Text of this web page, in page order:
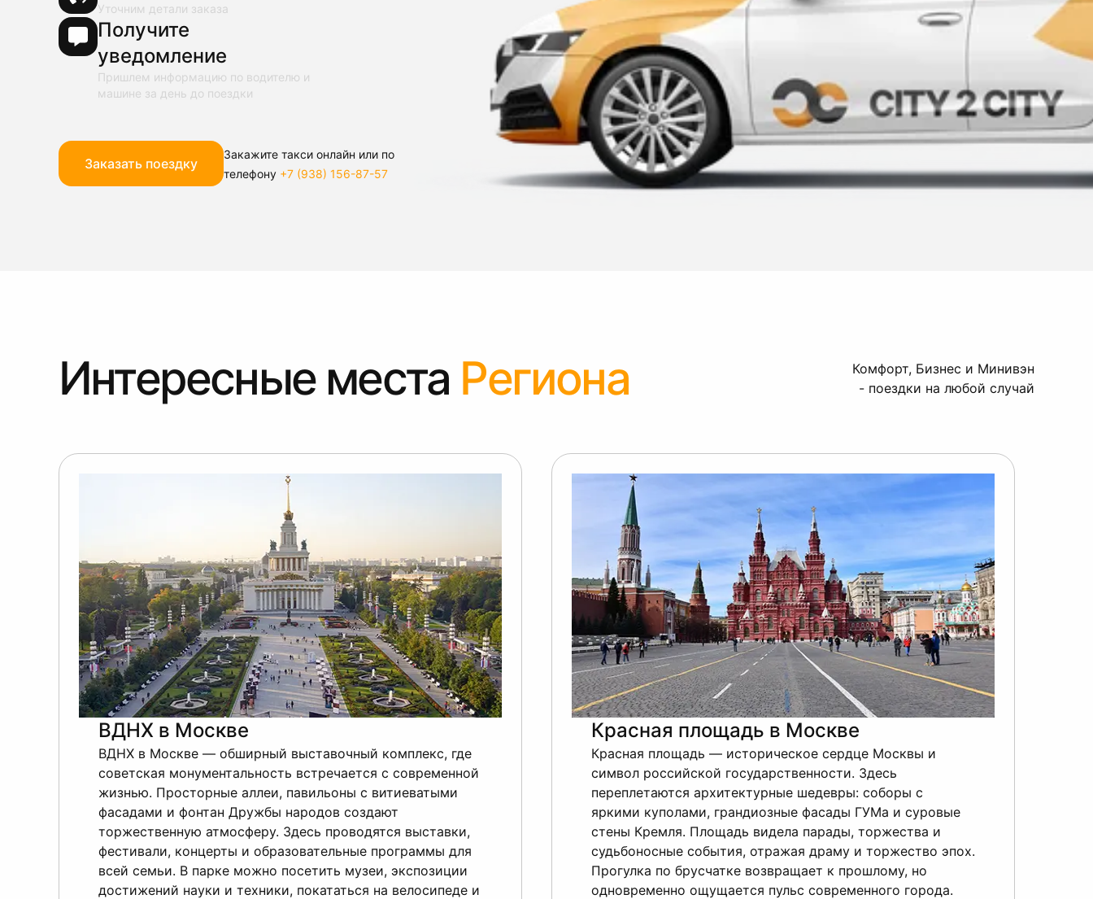
Уточним детали заказа
Получите
уведомление
Пришлем информацию по водителю и
машине за день до поездки
Заказать поездку
Закажите такси онлайн или по
телефону +7 (938) 156-87-57
Интересные места Региона
Комфорт, Бизнес и Минивэн
- поездки на любой случай
ВДНХ в Москве
ВДНХ в Москве — обширный выставочный комплекс, где
советская монументальность встречается с современной
жизнью. Просторные аллеи, павильоны с витиеватыми
фасадами и фонтан Дружбы народов создают
торжественную атмосферу. Здесь проводятся выставки,
фестивали, концерты и образовательные программы для
всей семьи. В парке можно посетить музеи, экспозиции
достижений науки и техники, покататься на велосипеде и
Красная площадь в Москве
Красная площадь — историческое сердце Москвы и
символ российской государственности. Здесь
переплетаются архитектурные шедевры: соборы с
яркими куполами, грандиозные фасады ГУМа и суровые
стены Кремля. Площадь видела парады, торжества и
судьбоносные события, отражая драму и торжество эпох.
Прогулка по брусчатке возвращает к прошлому, но
одновременно ощущается пульс современного города.